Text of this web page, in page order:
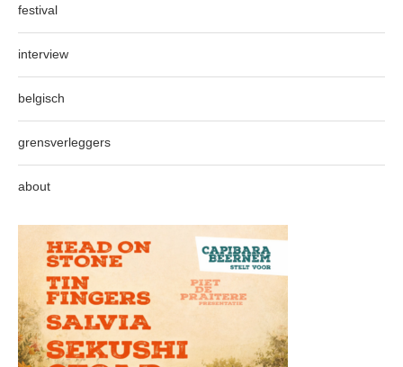
festival
interview
belgisch
grensverleggers
about